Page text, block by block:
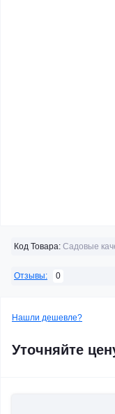
Код Товара: Садовые
Отзывы: 0
Нашли дешевле?
Уточняйте